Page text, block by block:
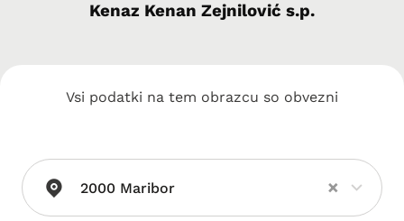
Kenaz Kenan Zejnilović s.p.
Vsi podatki na tem obrazcu so obvezni
2000 Maribor ×